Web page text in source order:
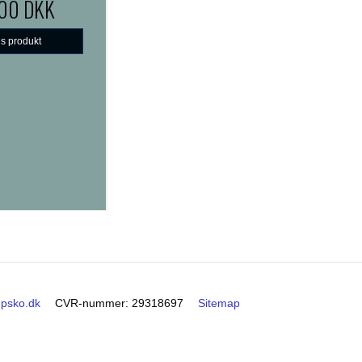
DKK
produkt
CVR-nummer: 29318697
Sitemap